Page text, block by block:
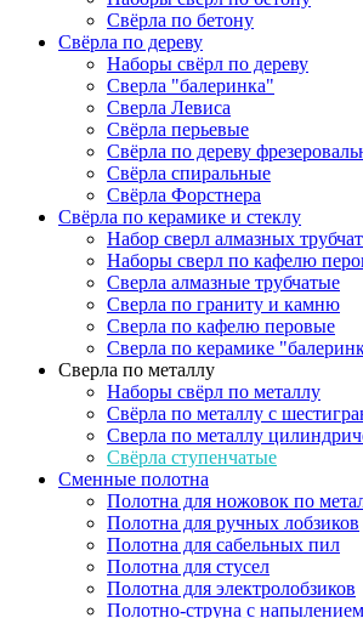
Свёрла по бетону
Свёрла по дереву
Наборы свёрл по дереву
Сверла "балеринка"
Сверла Левиса
Свёрла перьевые
Свёрла по дереву
Свёрла спиральные
Свёрла Форстнера
Свёрла по керамике и стеклу
Набор сверл алмазных
Наборы сверл по кафелю
Сверла алмазные трубчатые
Сверла по граниту и камню
Сверла по кафелю перовые
Сверла по керамике
Сверла по металлу
Наборы свёрл по металлу
Свёрла по металлу с
Сверла по металлу
Свёрла ступенчатые
Сменные полотна
Полотна для ножовок по
Полотна для ручных лобзиков
Полотна для сабельных пил
Полотна для стусел
Полотна для электролобзиков
Полотно-струна с напылением